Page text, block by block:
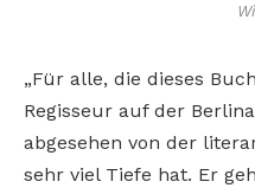
„Für alle, die dieses
Regisseur auf der
abgesehen von der
sehr viel Tiefe hat. Er